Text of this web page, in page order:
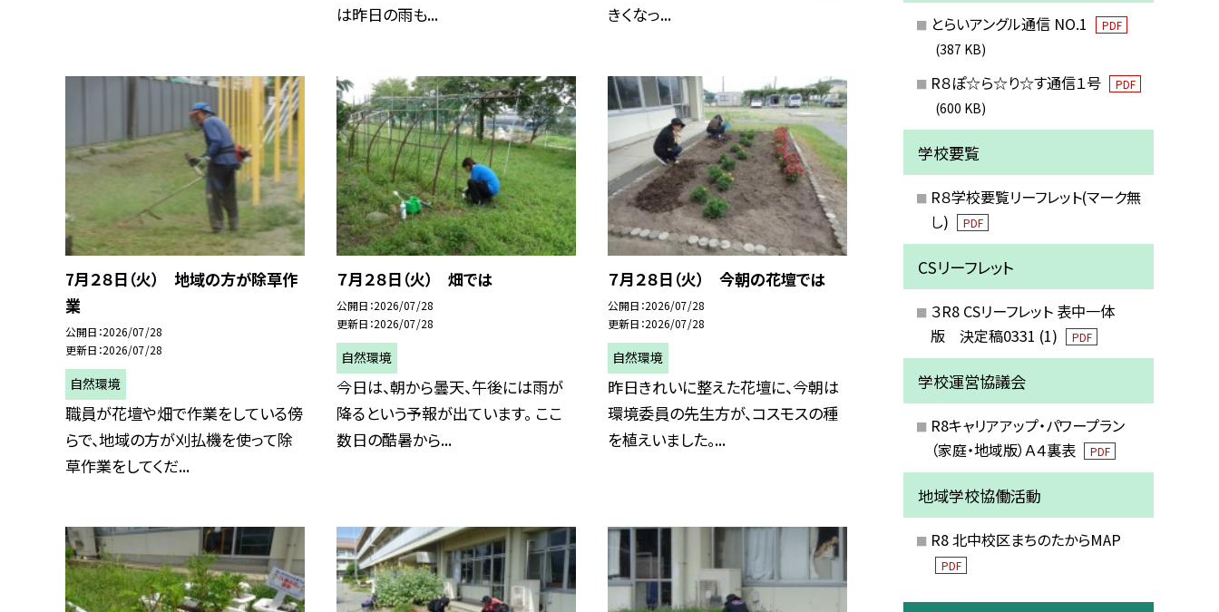
は昨日の雨も...
きくなっ...
7月２８日（火） 地域の方が除草作
業
公開日 2026/07/28
更新日 2026/07/28
自然環境
職員が花壇や畑で作業をしている傍
らで、地域の方が刈払機を使って除
草作業をしてくだ...
７月２８日（火） 畑では
公開日 2026/07/28
更新日 2026/07/28
自然環境
今日は、朝から曇天、午後には雨が
降るという予報が出ています。 ここ
数日の酷暑から...
７月２８日（火） 今朝の花壇では
公開日 2026/07/28
更新日 2026/07/28
自然環境
昨日きれいに整えた花壇に、今朝は
環境委員の先生方が、コスモスの種
を植えいました。...
とらいアングル通信 NO.1 PDF
(387 KB)
R８ぽ☆ら☆り☆す通信１号 PDF
(600 KB)
学校要覧
R８学校要覧リーフレット(マーク無
し)
PDF
CSリーフレット
３R8 CSリーフレット 表中一体
版 決定稿0331 (1)
PDF
学校運営協議会
R8キャリアアップ・パワープラン
（家庭・地域版）Ａ４裏表
PDF
地域学校協働活動
R8 北中校区まちのたからMAP
PDF